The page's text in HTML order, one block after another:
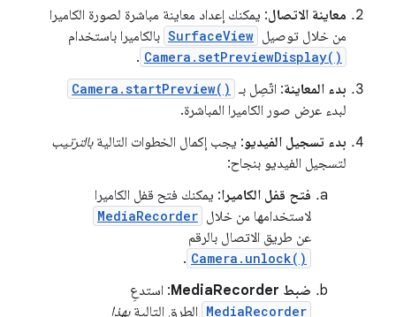
معاينة الاتصال: يمكنك إعداد معاينة مباشرة لصورة الكاميرا
من خلال توصيل SurfaceView بالكاميرا باستخدام
Camera.setPreviewDisplay()
.
بدء المعاينة: اتّصِل بـ Camera.startPreview()
لبدء عرض صور الكاميرا المباشرة.
بدء تسجيل الفيديو: يجب إكمال الخطوات التاليةبالترتيب
لتسجيل الفيديو بنجاح:
فتح قفل الكاميرا: يمكنك فتح قفل الكاميرا
لاستخدامها من خلال MediaRecorder
عن طريق الاتصال بالرقم
Camera.unlock()
.
ضبط MediaRecorder
: استدعِ
MediaRecorder الطرق التاليةبهذا